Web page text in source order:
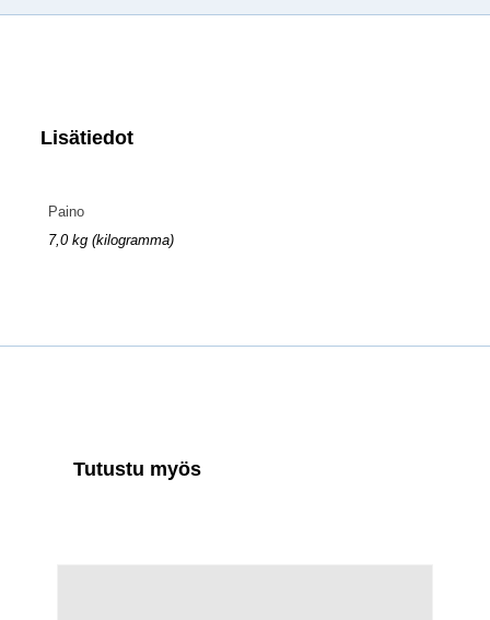
Lisätiedot
Paino
7,0 kg (kilogramma)
Tutustu myös